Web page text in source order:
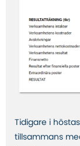
Tidigare i
tillsammans